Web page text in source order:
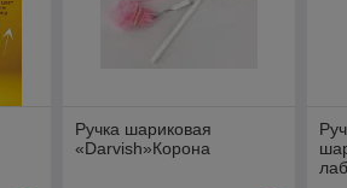
Ручка шариковая
«Darvish»Корона